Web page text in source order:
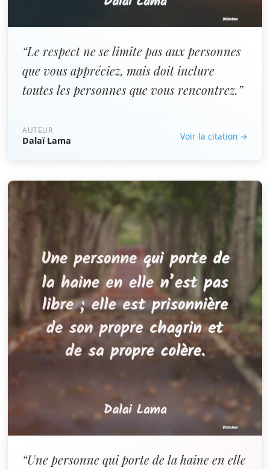
“Le respect ne se limite pas aux personnes
que vous appréciez, mais doit inclure
toutes les personnes que vous rencontrez.”
AUTEUR
Dalaï Lama Voir la citation →
“Une personne qui porte de la haine en elle